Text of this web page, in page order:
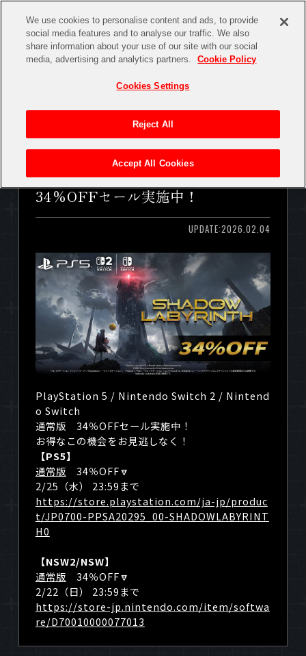
MEDIA ABOUT
SYSTEM CHARACTER
PRODUCTS
EVENT/CAMPAIGN
【PS5】34％OFF！ 通常版セール
開始！ NSW2/NSW通常版も
34％OFFセール実施中！
UPDATE:2026.02.04
PlayStation 5 / Nintendo Switch 2 / Nintend
o Switch
通常版 34％OFFセール実施中！
お得なこの機会をお見逃しなく！
【PS5】
通常版 34％OFF​🔽
2/25（水） 23:59まで
https://store.playstation.com/ja-jp/produc
t/JP0700-PPSA20295_00-SHADOWLABYRINT
H0
【NSW2/NSW】
通常版 34％OFF​🔽
2/22（日） 23:59まで
https://store-jp.nintendo.com/item/softwa
re/D70010000077013
We use cookies to personalise content and ads, to provide
social media features and to analyse our traffic. We also
share information about your use of our site with our social
media, advertising and analytics partners.
Cookie Policy
Cookies Settings
Reject All
Accept All Cookies